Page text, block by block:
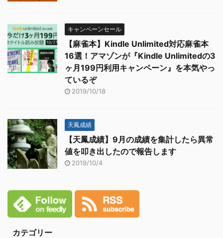
キャンペーンセール
【麻雀本】Kindle Unlimited対応麻雀本
16選！アマゾンが『Kindle Unlimitedの3
ヶ月199円利用キャンペーン』を本気やっ
ているぞ
2019/10/18
天鳳成績
【天鳳成績】9月の成績を集計したら異常
値を叩き出したので報告します
2019/10/4
カテゴリー